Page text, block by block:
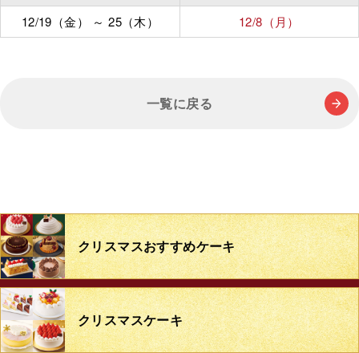
12/19（金） ～25（木） 12/8（月）
一覧に戻る
クリスマスおすすめケーキ
クリスマスケーキ